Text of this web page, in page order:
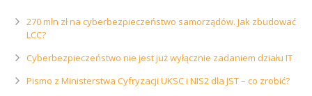
270 mln zł na cyberbezpieczeństwo samorządów. Jak zbudować
LCC?
Cyberbezpieczeństwo nie jest już wyłącznie zadaniem działu IT
Pismo z Ministerstwa Cyfryzacji UKSC i NIS2 dla JST – co zrobić?